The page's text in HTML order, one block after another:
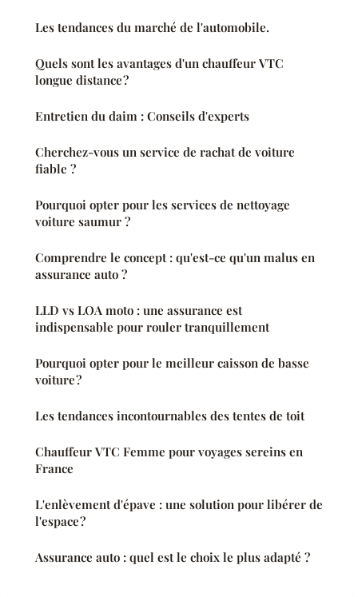
Les tendances du marché de l'automobile.
Quels sont les avantages d'un chauffeur VTC
longue distance ?
Entretien du daim : Conseils d'experts
Cherchez-vous un service de rachat de voiture
fiable ?
Pourquoi opter pour les services de nettoyage
voiture saumur ?
Comprendre le concept : qu'est-ce qu'un malus en
assurance auto ?
LLD vs LOA moto : une assurance est
indispensable pour rouler tranquillement
Pourquoi opter pour le meilleur caisson de basse
voiture ?
Les tendances incontournables des tentes de toit
Chauffeur VTC Femme pour voyages sereins en
France
L'enlèvement d'épave : une solution pour libérer de
l'espace ?
Assurance auto : quel est le choix le plus adapté ?